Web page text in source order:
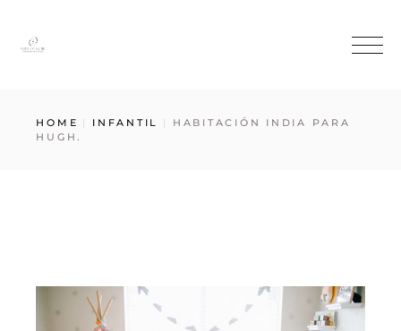
HOME INFANTIL
HABITACIÓN INDIA PARA
HUGH.